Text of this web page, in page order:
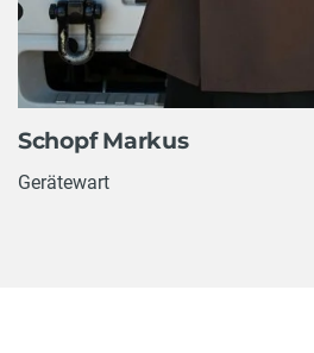
Schopf Markus
Gerätewart